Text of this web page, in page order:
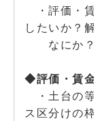
・評価・
したいか？
なにか？
◆評価・賃
・土台の
ス区分けの